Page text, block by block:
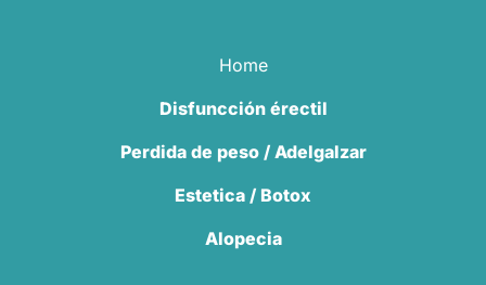
Home
Disfuncción érectil
Perdida de peso / Adelgalzar
Estetica / Botox
Alopecia